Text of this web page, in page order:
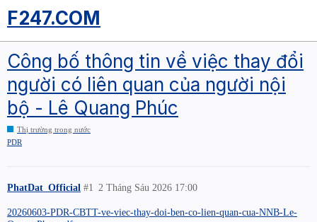
F247.COM
Công bố thông tin về việc thay đổi
người có liên quan của người nội
bộ - Lê Quang Phúc
Thị trường trong nước
PDR
PhatDat_Official 2 Tháng Sáu 2026 17:00
#1
20260603-PDR-CBTT-ve-viec-thay-doi-ben-co-lien-quan-cua-NNB-Le-